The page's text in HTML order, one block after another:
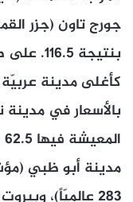
جورج تاون (جزر
بنتيجة
كأغلى مدينة
بالأسعار في